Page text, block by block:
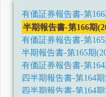
有価証券報告書-第166
半期報告書-第166期
有価証券報告書-第165
半期報告書-第165期
有価証券報告書-第164
四半期報告書-第164
四半期報告書-第164